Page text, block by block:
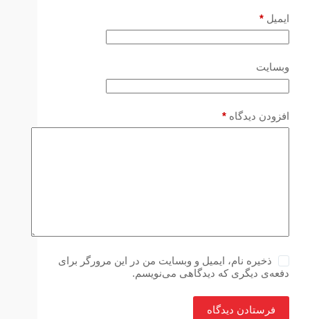
ایمیل *
وبسایت
افزودن دیدگاه *
ذخیره نام، ایمیل و وبسایت من در این مرورگر برای
دفعه‌ی دیگری که دیدگاهی می‌نویسم.
فرستادن دیدگاه